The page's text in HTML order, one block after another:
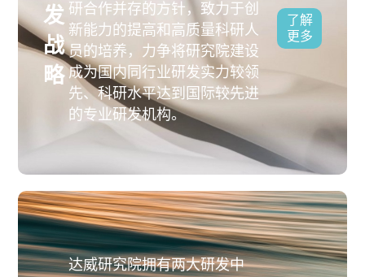
发
战
略
研合作并存的方针，致力于创
新能力的提高和高质量科研人
员的培养，力争将研究院建设
成为国内同行业研发实力较领
先、科研水平达到国际较先进
的专业研发机构。
了解
更多
达威研究院拥有两大研发中